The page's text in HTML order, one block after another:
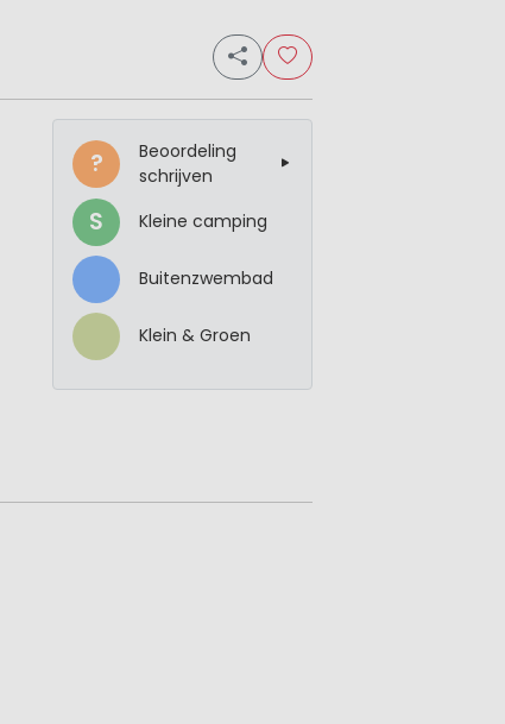
?
Beoordeling
schrijven
S Kleine camping
Buitenzwembad
Klein & Groen